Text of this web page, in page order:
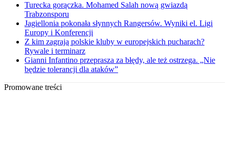
Turecka gorączka. Mohamed Salah nową gwiazdą
Trabzonsporu
Jagiellonia pokonała słynnych Rangersów. Wyniki el. Ligi
Europy i Konferencji
Z kim zagrają polskie kluby w europejskich pucharach?
Rywale i terminarz
Gianni Infantino przeprasza za błędy, ale też ostrzega. „Nie
będzie tolerancji dla ataków”
Promowane treści